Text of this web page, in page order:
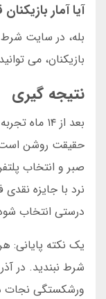
آیا آمار
بله، در سایت شرط
بازیکنان، می توانید عملکرد ۶ ماه اخیر
نتیجه گیری
بعد از ۱۴
حقیقت روشن است:
صبر و انتخاب
درستی انتخاب
ورشکستگی نجات